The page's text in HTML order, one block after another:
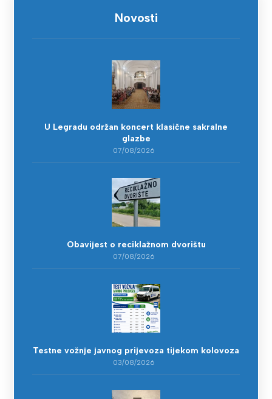
Novosti
U Legradu održan koncert klasične sakralne
glazbe
07/08/2026
Obavijest o reciklažnom dvorištu
07/08/2026
Testne vožnje javnog prijevoza tijekom kolovoza
03/08/2026